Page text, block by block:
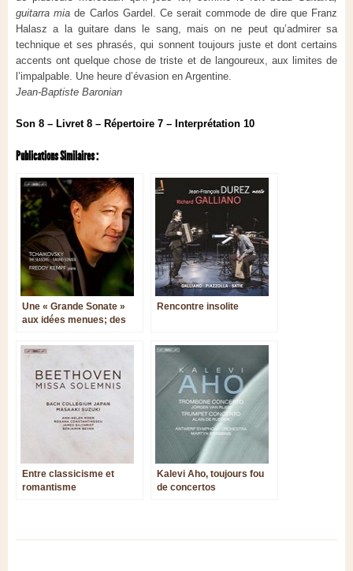
guitarra mia de Carlos Gardel. Ce serait commode de dire que Franz
Halasz a la guitare dans le sang, mais on ne peut qu’admirer sa
technique et ses phrasés, qui sonnent toujours juste et dont certains
accents ont quelque chose de triste et de langoureux, aux limites de
l’impalpable. Une heure d’évasion en Argentine.
Jean-Baptiste Baronian
Son 8 – Livret 8 – Répertoire 7 – Interprétation 10
Publications Similaires :
Une « Grande Sonate »
aux idées menues; des
Rencontre insolite
Entre classicisme et
romantisme
Kalevi Aho, toujours fou
de concertos